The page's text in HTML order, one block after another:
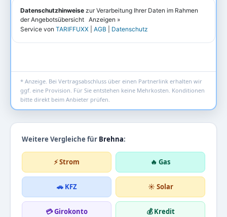
* Anzeige. Bei Vertragsabschluss über einen Partnerlink erhalten wir
ggf. eine Provision. Für Sie entstehen keine Mehrkosten. Konditionen
bitte direkt beim Anbieter prüfen.
Weitere Vergleiche für Brehna:
⚡ Strom 🔥 Gas
🚗 KFZ ☀️ Solar
💳 Girokonto 💰 Kredit